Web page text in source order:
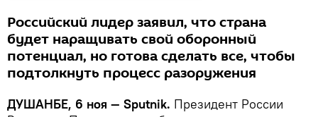
Российский лидер заявил, что страна
будет наращивать свой оборонный
потенциал, но готова сделать все, чтобы
подтолкнуть процесс разоружения
ДУШАНБЕ, 6 ноя — Sputnik. Президент России